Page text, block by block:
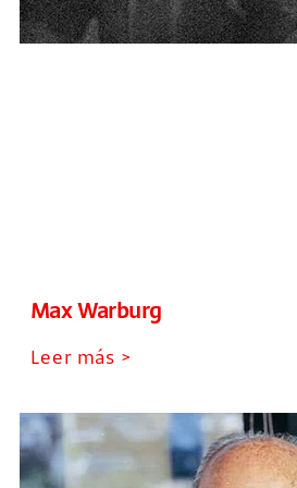
Max Warburg
Leer más >